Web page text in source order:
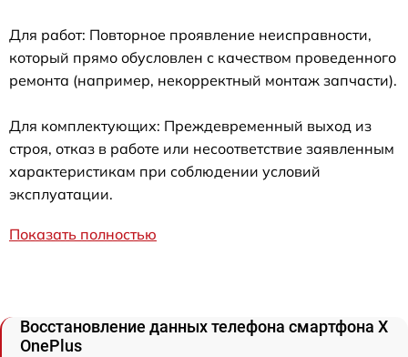
Для работ: Повторное проявление неисправности,
который прямо обусловлен с качеством проведенного
ремонта (например, некорректный монтаж запчасти).
Для комплектующих: Преждевременный выход из
строя, отказ в работе или несоответствие заявленным
характеристикам при соблюдении условий
эксплуатации.
Показать полностью
Восстановление данных телефона смартфона X
OnePlus